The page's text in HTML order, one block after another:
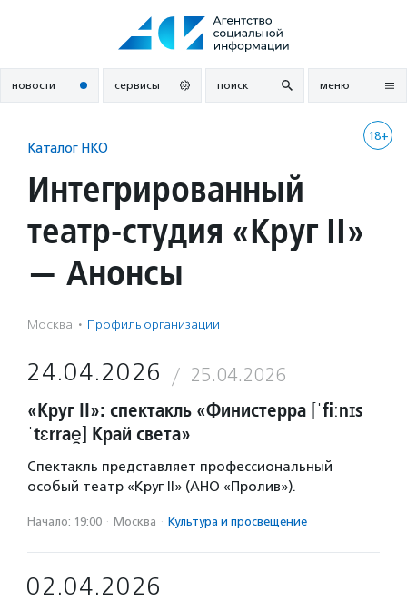
новости сервисы поиск меню
18+
Каталог НКО
Интегрированный
театр-студия «Круг II»
— Анонсы
Москва · Профиль организации
24.04.2026 25.04.2026
«Круг II»: спектакль «Финистерра [ˈfiːnɪs
ˈtɛrrae̯] Край света»
Спектакль представляет профессиональный
особый театр «Круг II» (АНО «Пролив»).
Начало: 19:00 · Москва · Культура и просвещение
02.04.2026